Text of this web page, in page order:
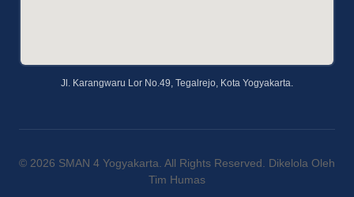
Jl. Karangwaru Lor No.49, Tegalrejo, Kota Yogyakarta.
© 2026 SMAN 4 Yogyakarta. All Rights Reserved. Dikelola Oleh
Tim Humas